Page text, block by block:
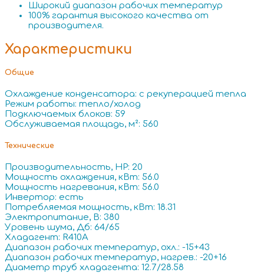
Широкий диапазон рабочих температур
100% гарантия высокого качества от
производителя.
Характеристики
Общие
Охлаждение конденсатора: с рекуперацией тепла
Режим работы: тепло/холод
Подключаемых блоков: 59
Обслуживаемая площадь, м²: 560
Технические
Производительность, HP: 20
Мощность охлаждения, кВт: 56.0
Мощность нагревания, кВт: 56.0
Инвертор: есть
Потребляемая мощность, кВт: 18.31
Электропитание, В: 380
Уровень шума, Дб: 64/65
Хладагент: R410A
Диапазон рабочих температур, охл.: -15+43
Диапазон рабочих температур, нагрев.: -20+16
Диаметр труб хладагента: 12.7/28.58